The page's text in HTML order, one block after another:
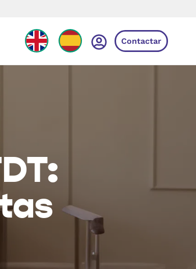
Contactar